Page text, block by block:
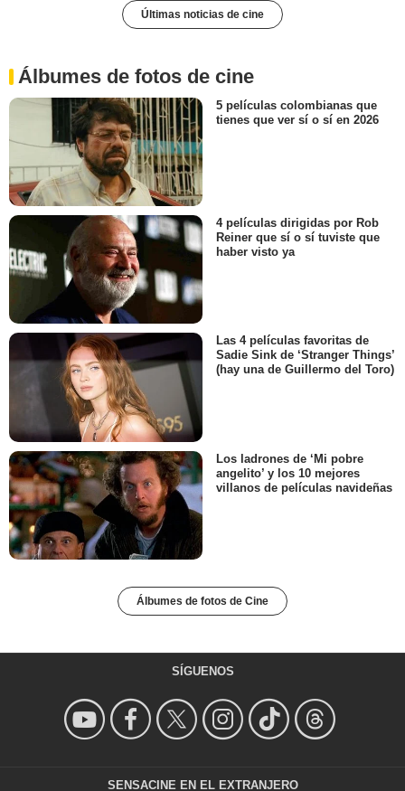
Últimas noticias de cine
Álbumes de fotos de cine
5 películas colombianas que
tienes que ver sí o sí en 2026
4 películas dirigidas por Rob
Reiner que sí o sí tuviste que
haber visto ya
Las 4 películas favoritas de
Sadie Sink de ‘Stranger Things’
(hay una de Guillermo del Toro)
Los ladrones de ‘Mi pobre
angelito’ y los 10 mejores
villanos de películas navideñas
Álbumes de fotos de Cine
SÍGUENOS
SENSACINE EN EL EXTRANJERO